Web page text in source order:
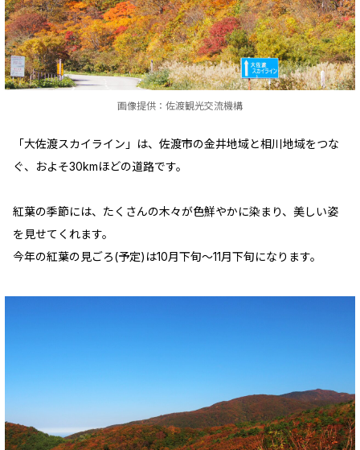
画像提供：佐渡観光交流機構
「大佐渡スカイライン」は、佐渡市の金井地域と相川地域をつな
ぐ、およそ30kmほどの道路です。
紅葉の季節には、たくさんの木々が色鮮やかに染まり、美しい姿
を見せてくれます。
今年の紅葉の見ごろ(予定)は10月下旬～11月下旬になります。